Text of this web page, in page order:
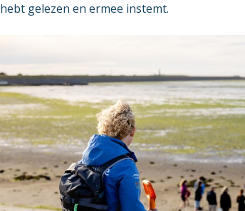
hebt gelezen en ermee instemt.